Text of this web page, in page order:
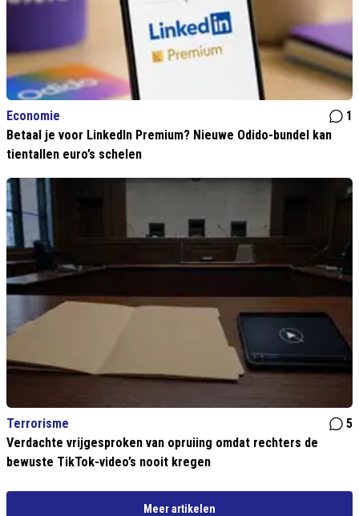
Economie
1
Betaal je voor LinkedIn Premium? Nieuwe Odido-bundel kan
tientallen euro’s schelen
Terrorisme
5
Verdachte vrijgesproken van opruiing omdat rechters de
bewuste TikTok-video’s nooit kregen
Meer artikelen